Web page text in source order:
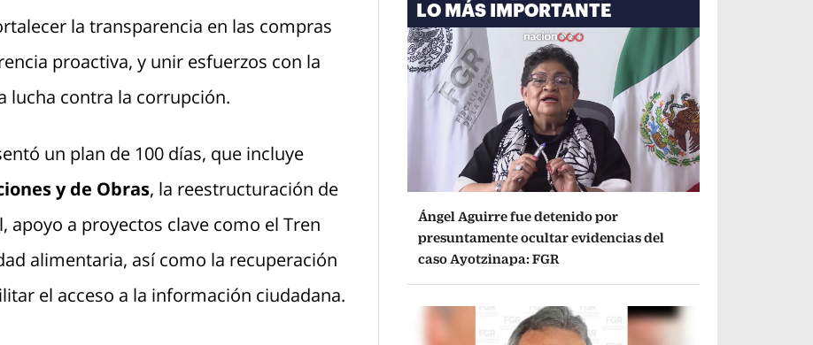
la transparencia en las compras
proactiva, y unir esfuerzos con la
lucha contra la corrupción.
un plan de 100 días, que incluye
y de Obras, la reestructuración de
a proyectos clave como el Tren
alimentaria, así como la recuperación
el acceso a la información ciudadana.
LO MÁS IMPORTANTE
Ángel Aguirre fue detenido por
presuntamente ocultar evidencias del
caso Ayotzinapa: FGR